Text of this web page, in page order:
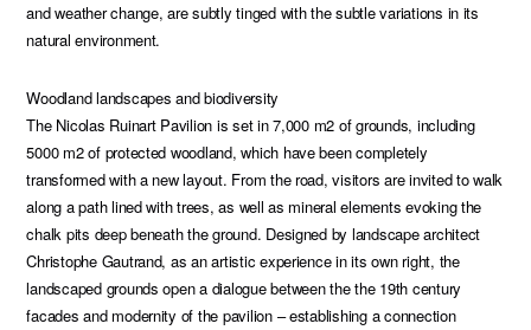
and weather change, are subtly tinged with the subtle variations in its
natural environment.
Woodland landscapes and biodiversity
The Nicolas Ruinart Pavilion is set in 7,000 m2 of grounds, including
5000 m2 of protected woodland, which have been completely
transformed with a new layout. From the road, visitors are invited to walk
along a path lined with trees, as well as mineral elements evoking the
chalk pits deep beneath the ground. Designed by landscape architect
Christophe Gautrand, as an artistic experience in its own right, the
landscaped grounds open a dialogue between the the 19th century
facades and modernity of the pavilion – establishing a connection